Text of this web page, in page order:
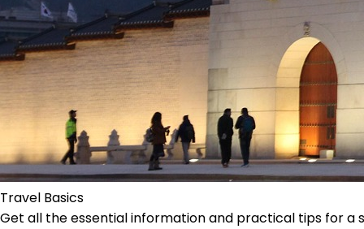
Travel Basics
Get all the essential information and practical tips for a